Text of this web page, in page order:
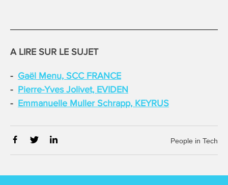
A LIRE SUR LE SUJET
Gaël Menu, SCC FRANCE
Pierre-Yves Jolivet, EVIDEN
Emmanuelle Muller Schrapp, KEYRUS
People in Tech